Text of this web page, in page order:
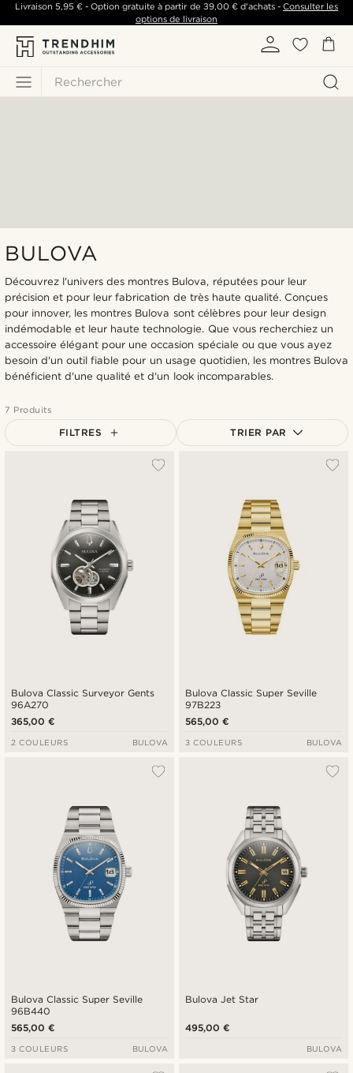
Rechercher
Livraison 5,95 €- Option gratuite à partir de 39,00 €d'achats -Consulter les
options de livraison
BULOVA
Découvrez l'univers des montres Bulova, réputées pour leur
précision et pour leur fabrication de très haute qualité. Conçues
pour innover, les montres Bulova sont célèbres pour leur design
indémodable et leur haute technologie. Que vous recherchiez un
accessoire élégant pour une occasion spéciale ou que vous ayez
besoin d'un outil fiable pour un usage quotidien, les montres Bulova
bénéficient d'une qualité et d'un look incomparables.
7 Produits
FILTRES TRIER PAR
Prix croissant
Prix décroissant
Bulova Classic Surveyor Gents
96A270
365,00 €
2 COULEURS BULOVA
Bulova Classic Super Seville
97B223
565,00 €
3 COULEURS BULOVA
Bulova Classic Super Seville
96B440
565,00 €
3 COULEURS BULOVA
Bulova Jet Star
495,00 €
BULOVA